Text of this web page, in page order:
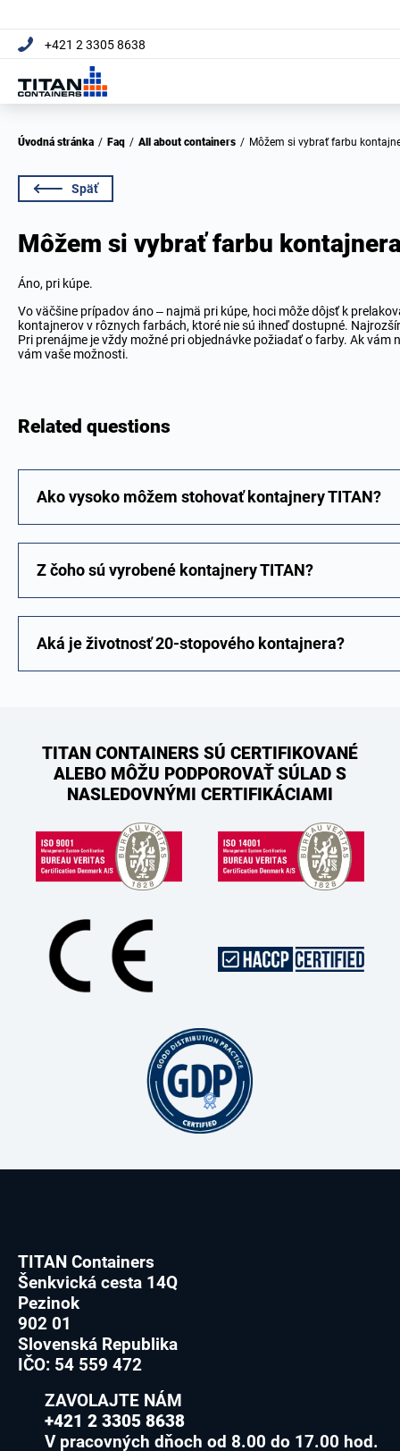
+421 2 3305 8638
Úvodná stránka / Faq / All about containers / Môžem si vybrať farbu
Späť
Môžem si vybrať farbu
Áno, pri kúpe.
Vo väčšine prípadov áno – najmä pri kúpe, hoci môže dôjsť k
kontajnerov v rôznych farbách, ktoré nie sú ihneď dostupné.
Pri prenájme je vždy možné pri objednávke požiadať o farby. Ak
vám vaše možnosti.
Related questions
Ako vysoko môžem stohovať kontajnery TITAN?
Z čoho sú vyrobené kontajnery TITAN?
Aká je životnosť 20-stopového kontajnera?
TITAN CONTAINERS SÚ CERTIFIKOVANÉ
ALEBO MÔŽU PODPOROVAŤ SÚLAD S
NASLEDOVNÝMI CERTIFIKÁCIAMI
TITAN Containers
Šenkvická cesta 14Q
Pezinok
902 01
Slovenská Republika
IČO: 54 559 472
ZAVOLAJTE NÁM
+421 2 3305 8638
V pracovných dňoch od 8.00 do 17.00 hod.